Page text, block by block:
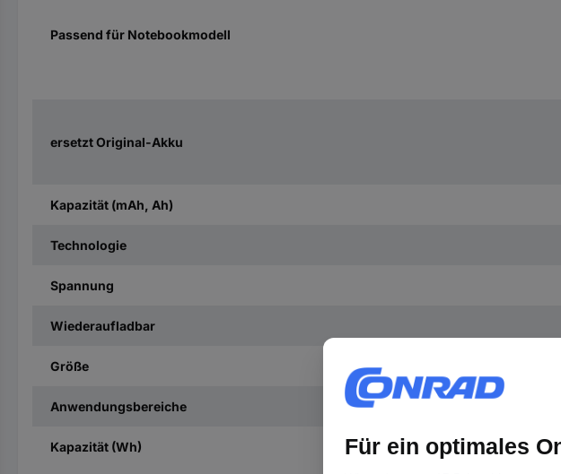
Passend für Notebookmodell
ersetzt Original-Akku
Kapazität (mAh, Ah)
Technologie
Spannung
Wiederaufladbar
Größe
Anwendungsbereiche
Kapazität (Wh)